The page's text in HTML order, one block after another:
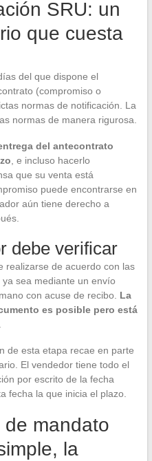
SRU: un
que cuesta
del que dispone el
(compromiso o
normas de notificación. La
normas de manera rigurosa.
del antecontrato
, e incluso hacerlo
que su venta está
puede encontrarse en
aún tiene derecho a
debe verificar
realizarse de acuerdo con las
sea mediante un envío
con acuse de recibo. La
es posible pero está
.
de esta etapa recae en parte
El vendedor tiene todo el
por escrito de la fecha
fecha la que inicia el plazo.
mandato
la